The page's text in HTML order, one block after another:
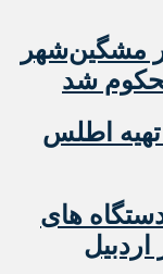
مشگین‌شهر
شد
تهیه اطلس
دستگاه های
اردبیل